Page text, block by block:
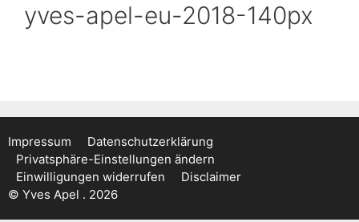
yves-apel-eu-2018-140px
Impressum
Datenschutzerklärung
Privatsphäre-Einstellungen ändern
Einwilligungen widerrufen
Disclaimer
© Yves Apel . 2026